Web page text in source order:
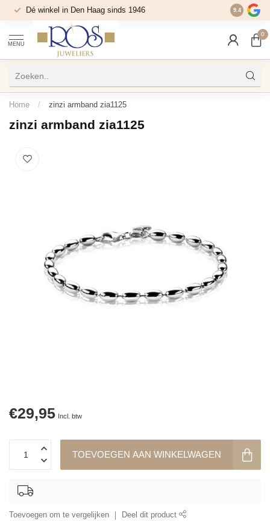
Dé winkel in Den Haag sinds 1946 9.4
MENU
0
Home / zinzi armband zia1125
zinzi armband zia1125
€29,95 Incl. btw
TOEVOEGEN AAN WINKELWAGEN
Toevoegen om te vergelijken Deel dit product